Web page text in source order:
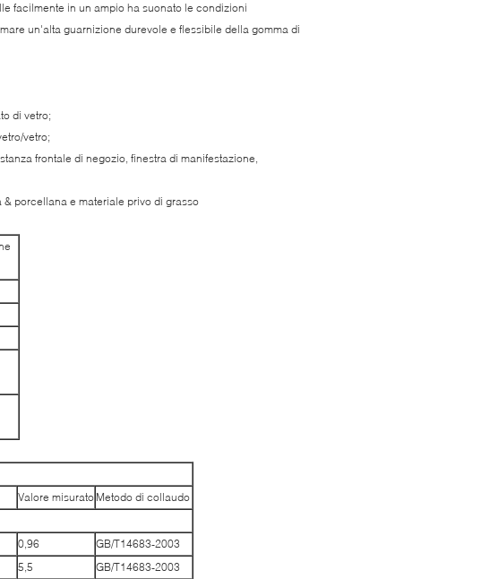
facilmente in un ampio ha suonato le condizioni
un'alta guarnizione durevole e flessibile della gomma di
di vetro;
vetro;
frontale di negozio, finestra di manifestazione,
porcellana e materiale privo di grasso
Valore misurato Metodo di collaudo
0,96
GB/T14683-2003
5,5
GB/T14683-2003